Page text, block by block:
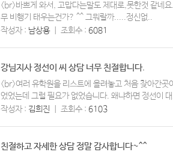
<br>바쁘게 와서, 고맙다는말도 제대로,못한것 같네
무 비행기 태우는건가? ^^ 그뭐랄까.....정신없..
작성자 : 남상용ㅣ 조회수 : 6081
강님지사 정선이 씨 상담 너무 친절합니다.
<br>여러 유학원을 리스트에 올려놓고 처음 찾아간
었었는데 그럴 필요가 없었습니다. 왜냐하면 정선이
작성자 : 김희진 조회수 : 6103
친절하고 자세한 상담 정말 감사합니다~^^